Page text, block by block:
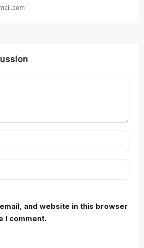
and website in this browser
I comment.